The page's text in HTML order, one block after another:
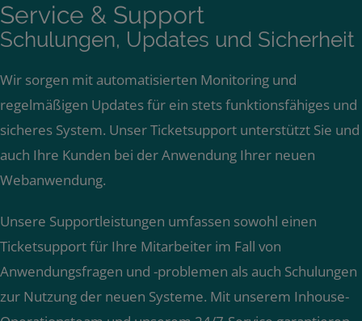
Service & Support
Schulungen, Updates und Sicherheit
Wir sorgen mit automatisierten Monitoring und
regelmäßigen Updates für ein stets funktionsfähiges und
sicheres System. Unser Ticketsupport unterstützt Sie und
auch Ihre Kunden bei der Anwendung Ihrer neuen
Webanwendung.
Unsere Supportleistungen umfassen sowohl einen
Ticketsupport für Ihre Mitarbeiter im Fall von
Anwendungsfragen und -problemen als auch Schulungen
zur Nutzung der neuen Systeme. Mit unserem Inhouse-